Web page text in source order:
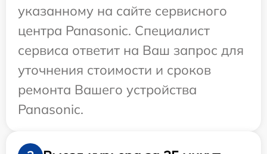
указанному на сайте сервисного
центра Panasonic. Специалист
сервиса ответит на Ваш запрос для
уточнения стоимости и сроков
ремонта Вашего устройства
Panasonic.